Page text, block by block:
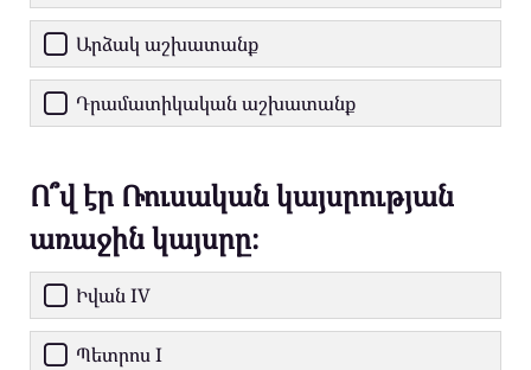
Արձակ աշխատանք
Դրամատիկական աշխատանք
Ո՞վ էր Ռուսական կայսրության
առաջին կայսրը։
Իվան IV
Պետրոս I